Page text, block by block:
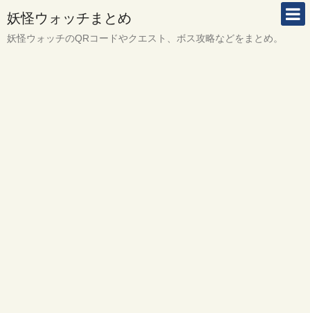
妖怪ウォッチまとめ
妖怪ウォッチのQRコードやクエスト、ボス攻略などをまとめ。